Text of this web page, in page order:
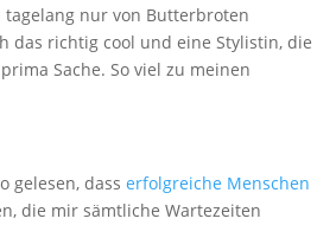
tagelang nur von Butterbroten
das richtig cool und eine Stylistin, die
Sache. So viel zu meinen
gelesen, dasserfolgreiche Menschen
die mir sämtliche Wartezeiten